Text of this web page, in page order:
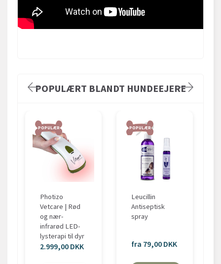
POPULÆRT BLANDT HUNDEEJERE
POPULÆR
Photizo
Vetcare | Rød
og nær-
infrarød LED-
lysterapi til dyr
2.999,00 DKK
POPULÆR
Leucillin
Antiseptisk
spray
fra 79,00 DKK